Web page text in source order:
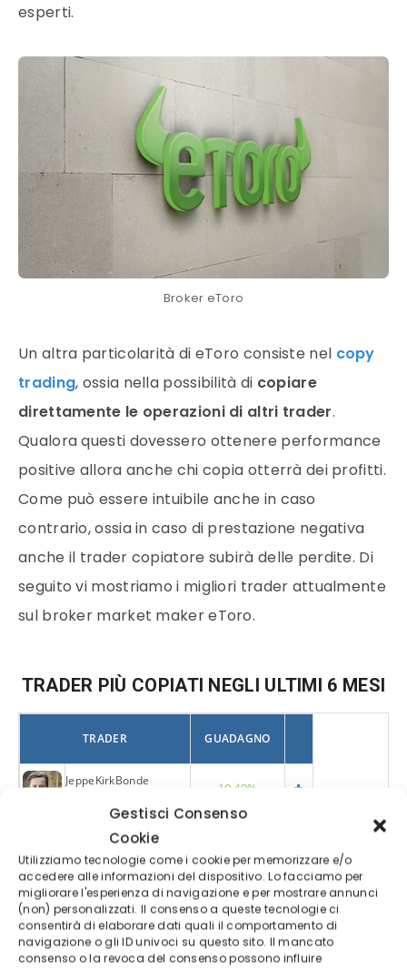
Gestisci Consenso
Cookie
Utilizziamo tecnologie come i cookie per memorizzare e/o
accedere alle informazioni del dispositivo. Lo facciamo per
migliorare l'esperienza di navigazione e per mostrare annunci
(non) personalizzati. Il consenso a queste tecnologie ci
consentirà di elaborare dati quali il comportamento di
navigazione o gli ID univoci su questo sito. Il mancato
consenso o la revoca del consenso possono influire
esperti.
Broker eToro
Un altra particolarità di eToro consiste nel copy
trading, ossia nella possibilità di copiare
direttamente le operazioni di altri trader.
Qualora questi dovessero ottenere performance
positive allora anche chi copia otterrà dei profitti.
Come può essere intuibile anche in caso
contrario, ossia in caso di prestazione negativa
anche il trader copiatore subirà delle perdite. Di
seguito vi mostriamo i migliori trader attualmente
sul broker market maker eToro.
TRADER PIÙ COPIATI NEGLI ULTIMI 6 MESI
TRADER GUADAGNO
JeppeKirkBonde
10.49% +
CPHequities
Blue Screen Media ApS
Smudliczek
Dan Hamernik
16.38% +
FundManagerZech
Zechariah Bin Zheng
4.75% +